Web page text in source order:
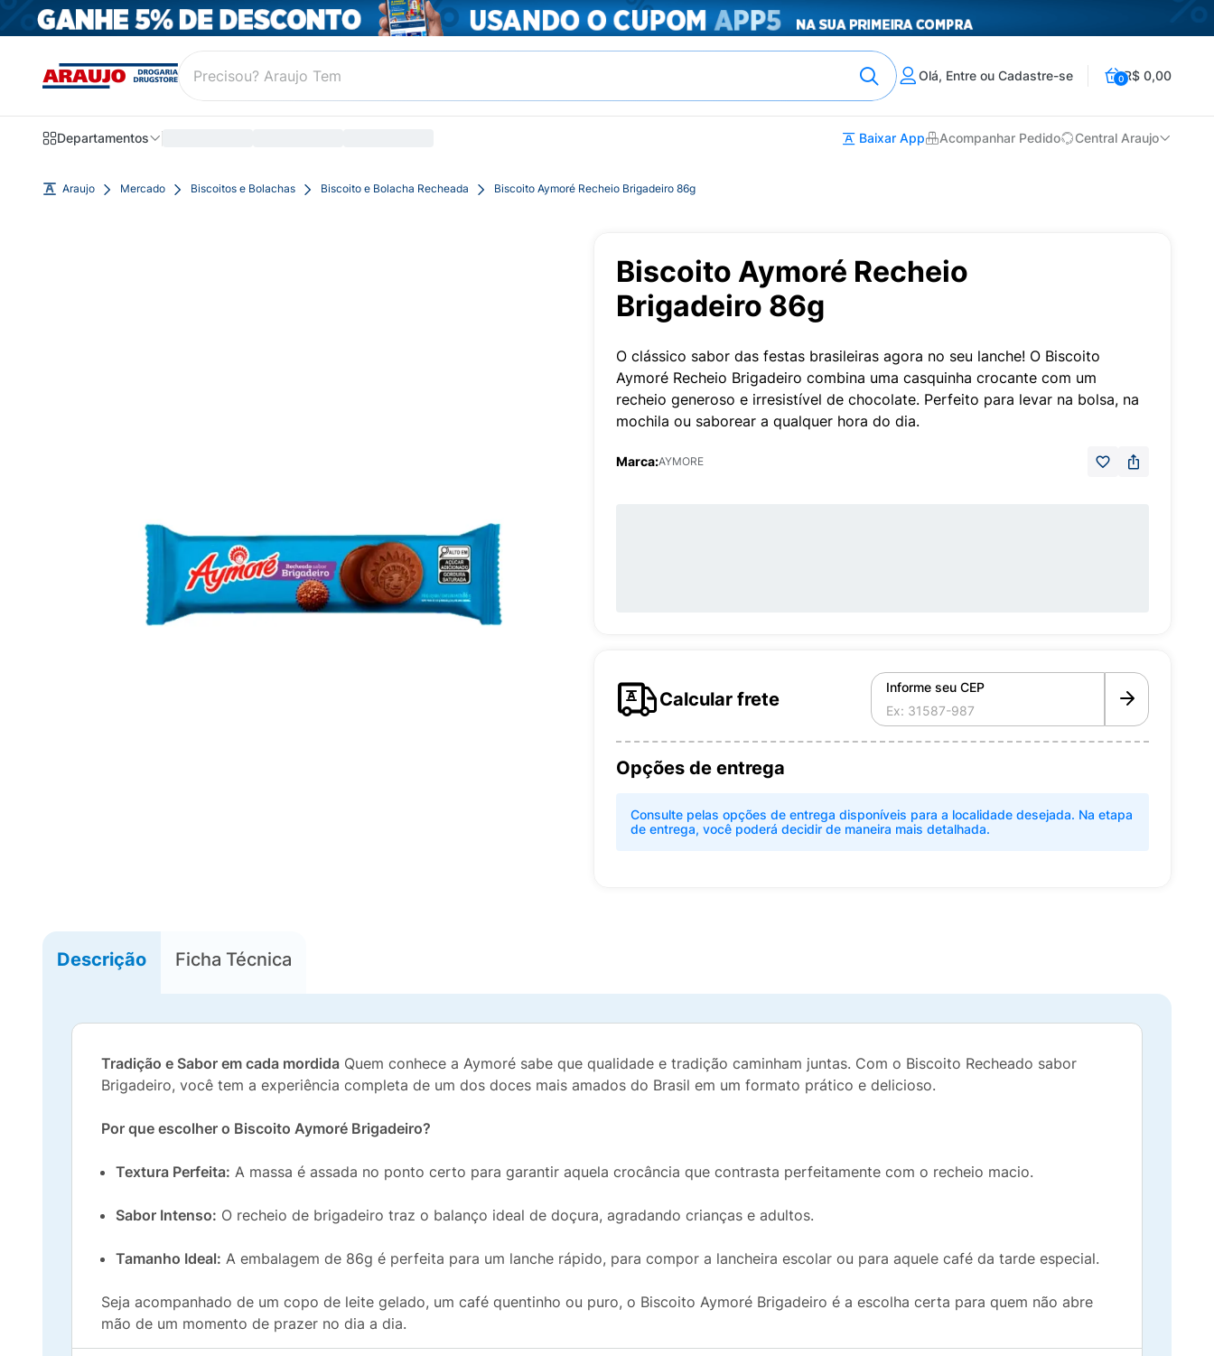
Olá, Entre ou Cadastre-se 0R$ 0,00
Departamentos Baixar App Acompanhar Pedido Central Araujo
Araujo Mercado Biscoitos e Bolachas Biscoito e Bolacha Recheada Biscoito Aymoré Recheio Brigadeiro 86g
Biscoito Aymoré Recheio
Brigadeiro 86g
O clássico sabor das festas brasileiras agora no seu lanche! O Biscoito
Aymoré Recheio Brigadeiro combina uma casquinha crocante com um
recheio generoso e irresistível de chocolate. Perfeito para levar na bolsa, na
mochila ou saborear a qualquer hora do dia.
Marca:AYMORE
Calcular frete
Informe seu CEP
Opções de entrega
Consulte pelas opções de entrega disponíveis para a localidade desejada. Na etapa
de entrega, você poderá decidir de maneira mais detalhada.
Descrição Ficha Técnica
Tradição e Sabor em cada mordida Quem conhece a Aymoré sabe que qualidade e tradição caminham juntas. Com o Biscoito Recheado sabor
Brigadeiro, você tem a experiência completa de um dos doces mais amados do Brasil em um formato prático e delicioso.
Por que escolher o Biscoito Aymoré Brigadeiro?
Textura Perfeita: A massa é assada no ponto certo para garantir aquela crocância que contrasta perfeitamente com o recheio macio.
Sabor Intenso: O recheio de brigadeiro traz o balanço ideal de doçura, agradando crianças e adultos.
Tamanho Ideal: A embalagem de 86g é perfeita para um lanche rápido, para compor a lancheira escolar ou para aquele café da tarde especial.
Seja acompanhado de um copo de leite gelado, um café quentinho ou puro, o Biscoito Aymoré Brigadeiro é a escolha certa para quem não abre
mão de um momento de prazer no dia a dia.